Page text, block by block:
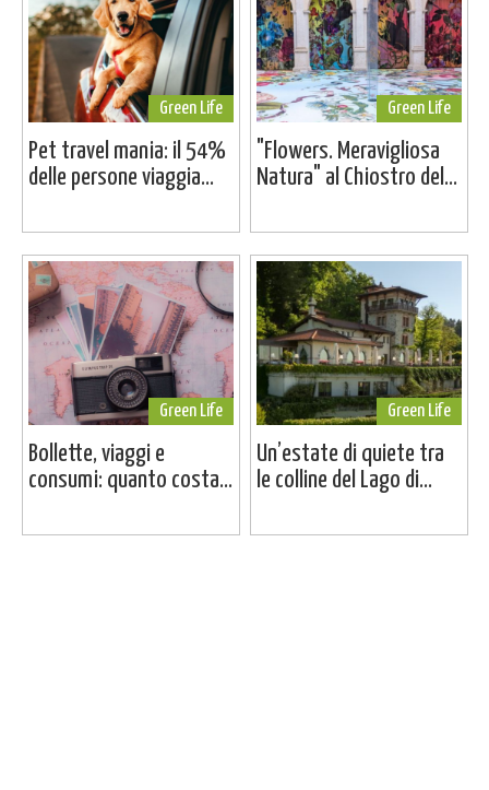
Green Life
Pet travel mania: il 54%
delle persone viaggia...
Green Life
"Flowers. Meravigliosa
Natura" al Chiostro del...
Green Life
Bollette, viaggi e
consumi: quanto costa...
Green Life
Un’estate di quiete tra
le colline del Lago di...